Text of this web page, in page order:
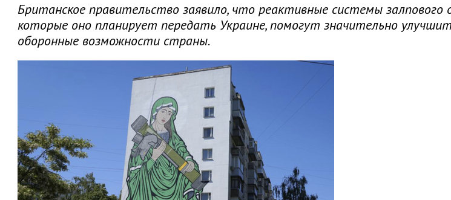
Британское правительство заявило, что реактивные системы залпового
которые оно планирует передать Украине, помогут значительно
оборонные возможности страны.